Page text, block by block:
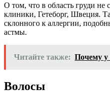
О том, что в область груди не
клиники, Гетеборг, Швеция.
склонного к аллергии,
астмы.
Читайте также: Почему у
Волосы